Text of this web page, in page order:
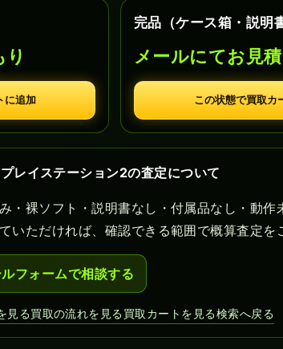
に追加
完品（ケース箱・説明
メールにてお見
この状態で買取カ
イステーション2の査定について
・裸ソフト・説明書なし・付属品なし・動作
いただければ、確認できる範囲で概算査定を
フォームで相談する
見る買取の流れを見る買取カートを見る検索へ戻る